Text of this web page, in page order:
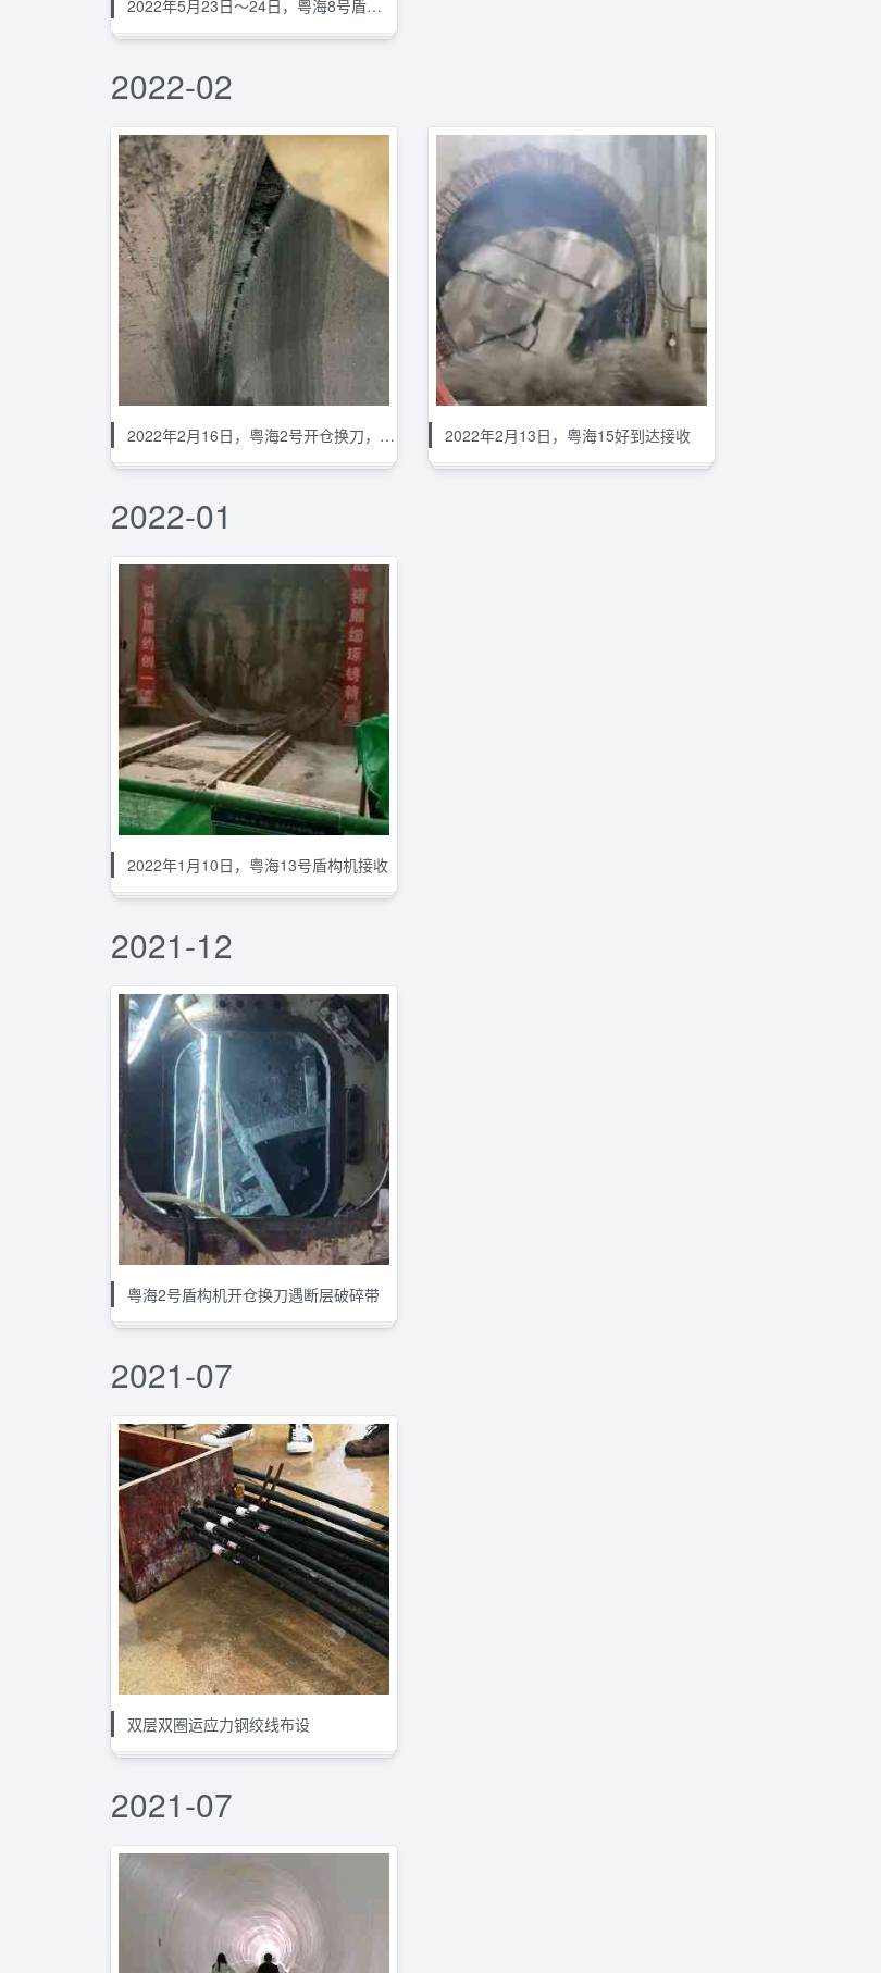
2022年5月23日～24日，粤海8号盾构机
2022-02
2022年2月16日，粤海2号开仓换刀，洞内气体压力 2022年2月13日，粤海15好到达接收
2022-01
2022年1月10日，粤海13号盾构机接收
2021-12
粤海2号盾构机开仓换刀遇断层破碎带
2021-07
双层双圈运应力钢绞线布设
2021-07